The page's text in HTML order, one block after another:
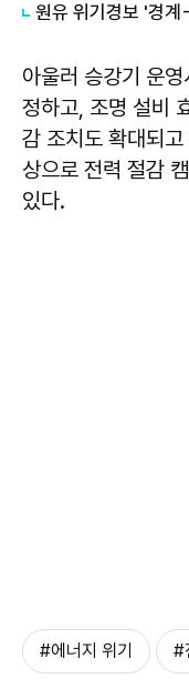
아울러 승강기 운
정하고, 조명 설비
감 조치도 확대되
상으로 전력 절감
있다.
#에너지 위기 #